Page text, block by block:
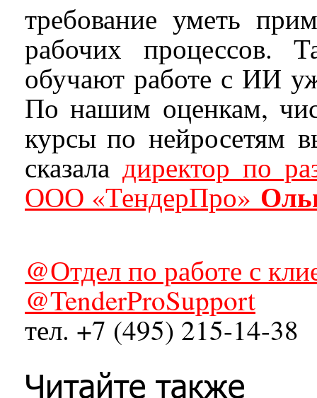
требование уметь
рабочих процессов.
обучают работе с ИИ
По нашим оценкам,
курсы по нейросетям
сказала директор по
ООО «ТендерПро»
@Отдел по работе с
@TenderProSupport
тел. +7 (495) 215-14-38
Читайте также